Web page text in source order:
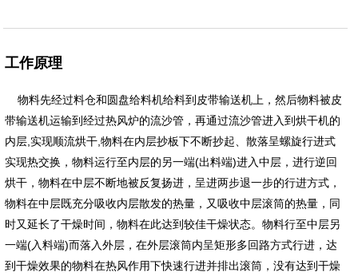
工作原理
物料先经过料仓和圆盘给料机给料到皮带输送机上，然后物料被皮
带输送机运输到经过热风炉的流沙管，再通过流沙管进入到烘干机的
内层,实现顺流烘干,物料在内层抄板下不断抄起、散落呈螺旋行进式
实现热交换，物料运行至内层的另一端(出料端)进入中层，进行逆回
烘干，物料在中层不断地被反复扬进，呈进两步退一步的行进方式，
物料在中层既充分吸收内层散发的热量，又吸收中层滚筒的热量，同
时又延长了干燥时间，物料在此达到较佳干燥状态。物料行至中层另
一端(入料端)而落入外层，在外层滚筒内呈矩形多回路方式行进，达
到干燥效果的物料在热风作用下快速行进并排出滚筒，没有达到干燥